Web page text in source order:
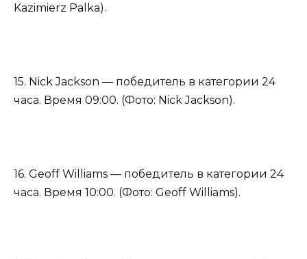
Kazimierz Palka).
15. Nick Jackson — победитель в категории 24
часа. Время 09:00. (Фото: Nick Jackson).
16. Geoff Williams — победитель в категории 24
часа. Время 10:00. (Фото: Geoff Williams).